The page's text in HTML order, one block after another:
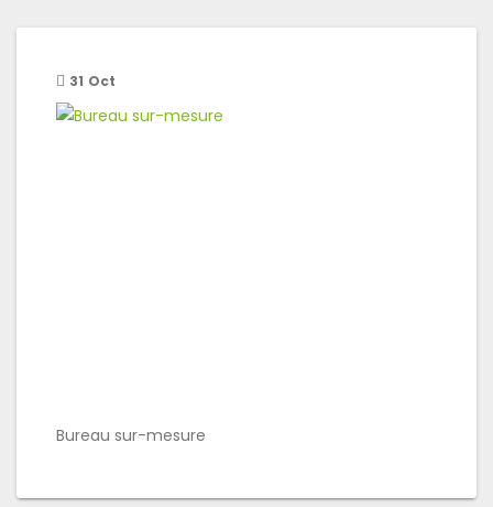
31 Oct
Bureau sur-mesure